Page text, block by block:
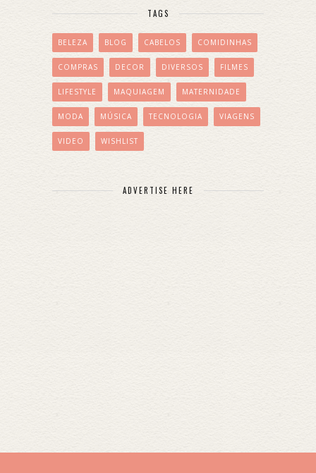
TAGS
BELEZA BLOG CABELOS COMIDINHAS
COMPRAS DECOR DIVERSOS FILMES
LIFESTYLE MAQUIAGEM MATERNIDADE
MODA MÚSICA TECNOLOGIA VIAGENS
VIDEO WISHLIST
ADVERTISE HERE